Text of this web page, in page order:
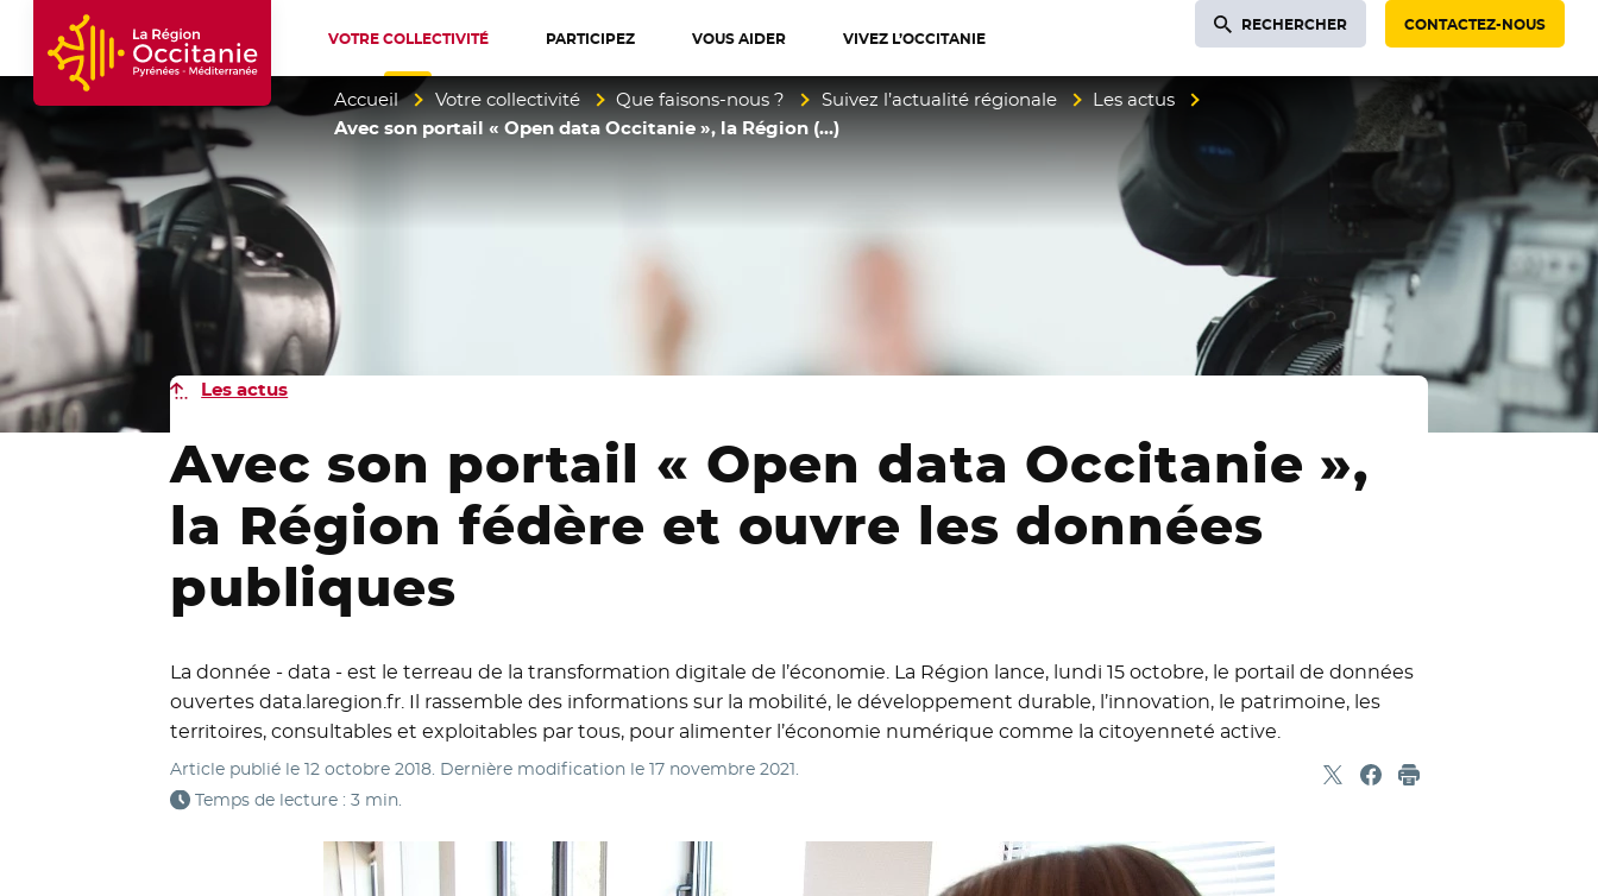
Accueil Région Occitanie / Pyrénées-Méditerranée
VOTRE COLLECTIVITÉ PARTICIPEZ VOUS AIDER VIVEZ L’OCCITANIE
RECHERCHER CONTACTEZ-NOUS
Accueil Votre collectivité Que faisons-nous ? Suivez l’actualité régionale
Les actus
Avec son portail « Open data Occitanie », la Région (…)
Les actus
Avec son portail « Open data Occitanie »,
la Région fédère et ouvre les données
publiques
La donnée - data - est le terreau de la transformation digitale de l’économie. La Région lance, lundi 15 octobre, le portail de données
ouvertes data.laregion.fr. Il rassemble des informations sur la mobilité, le développement durable, l’innovation, le patrimoine, les
territoires, consultables et exploitables par tous, pour alimenter l’économie numérique comme la citoyenneté active.
Article publié le 12 octobre 2018. Dernière modification le 17 novembre 2021.
Temps de lecture : 3 min.
Partager sur X
- Nouvelle fenêtre
Partager sur Facebook
- Nouvelle fenêtre
Imprimer